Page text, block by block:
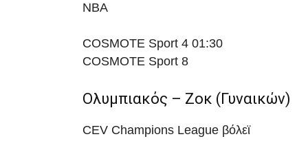
NBA
COSMOTE Sport 4 01:30
COSMOTE Sport 8
Ολυμπιακός – Ζοκ (Γυναικών)
CEV Champions League βόλεϊ